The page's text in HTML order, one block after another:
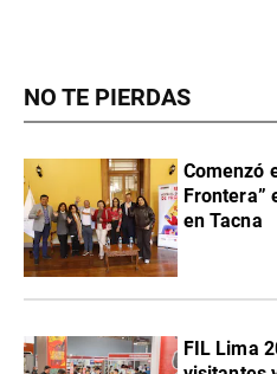
NO TE PIERDAS
Comenzó
Frontera”
en Tacna
FIL Lima